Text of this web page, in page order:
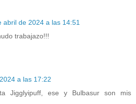
abril de 2024 a las 14:51
trabajazo!!!
a las 17:22
Jigglyipuff, ese y Bulbasur son mis